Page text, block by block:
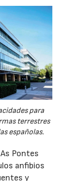
para
terrestres
españolas.
Pontes
anfibios
y